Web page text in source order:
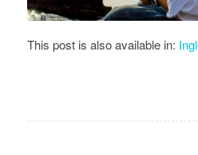
This post is also available in: